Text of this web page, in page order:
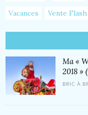
Vacances
Vente Flash
Ma «
2018 »
BRIC À